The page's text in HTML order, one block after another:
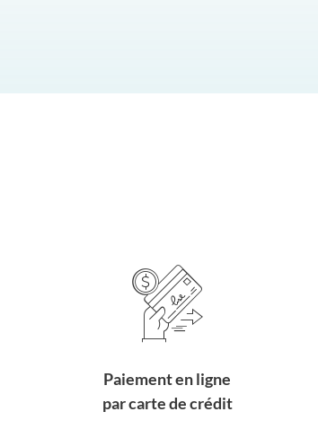
Paiement en ligne
par carte de crédit